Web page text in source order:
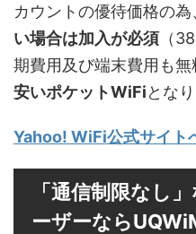
カウントの優待価格の為
い場合は加入が必須 （
期費用及び端末費用も無
安いポケットWiFiとなり
Yahoo! WiFi公式サイト
「通信制限なし
ーザーなら